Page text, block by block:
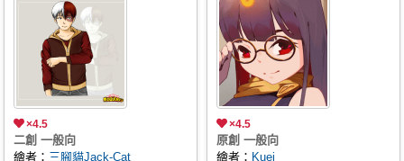
×4.5
二創 一般向
繪者： 三腳貓Jack-Cat
×4.5
原創 一般向
繪者： Kuei